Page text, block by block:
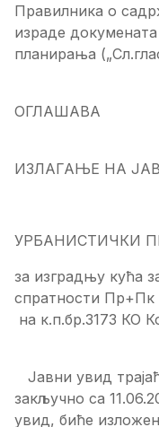
Правилника о
израде
планирања
ОГЛАШАВА
ИЗЛАГАЊЕ НА
УРБАНИСТИЧКИ
за изградњу кућа
спратности Пр+Пк
на к.п.бр.3173 КО
Јавни увид
закључно са
увид, биће